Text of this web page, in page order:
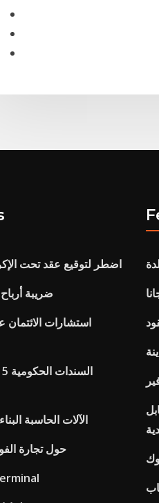
اضطر لتوقيع عقد تحت
ضريبة
استشارات الائتمان
الآلات الحاسبة
حول تجارة